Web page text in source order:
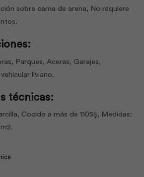
sobre cama de arena, No requiere
Parques, Aceras, Garajes,
liviano.
técnicas:
Cocido a más de 1105ş, Medidas: